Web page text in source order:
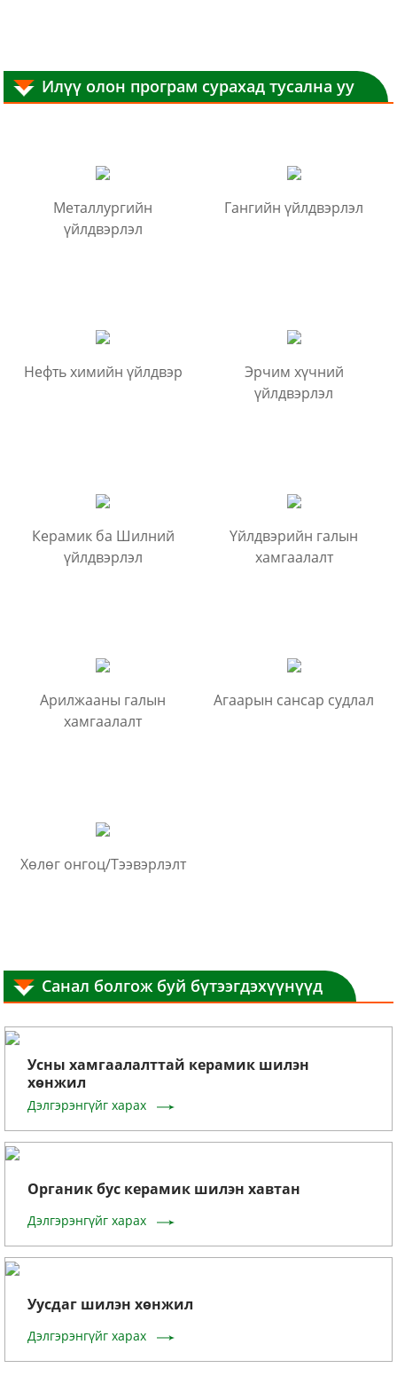
Илүү олон програм сурахад тусална уу
Металлургийн
үйлдвэрлэл
Гангийн үйлдвэрлэл
Нефть химийн үйлдвэр
Эрчим хүчний
үйлдвэрлэл
Керамик ба Шилний
үйлдвэрлэл
Үйлдвэрийн галын
хамгаалалт
Арилжааны галын
хамгаалалт
Агаарын сансар судлал
Хөлөг онгоц/Тээвэрлэлт
Санал болгож буй бүтээгдэхүүнүүд
Усны хамгаалалттай керамик шилэн
хөнжил
Дэлгэрэнгүйг харах
Органик бус керамик шилэн хавтан
Дэлгэрэнгүйг харах
Уусдаг шилэн хөнжил
Дэлгэрэнгүйг харах